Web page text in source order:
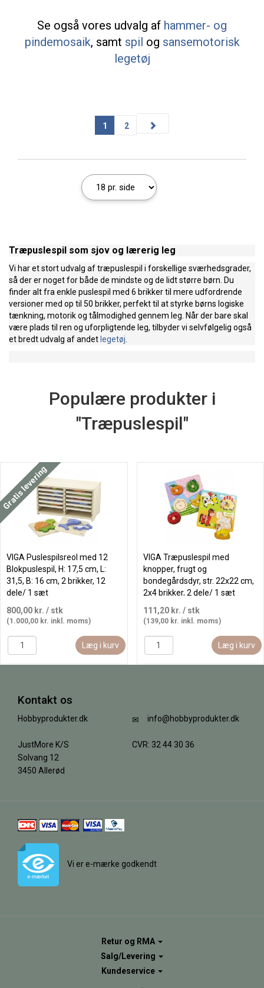
Se også vores udvalg af hammer- og
pindemosaik, samt spil og sansemotorisk
legetøj
1 2
Træpuslespil som sjov og lærerig leg
Vi har et stort udvalg af træpuslespil i forskellige sværhedsgrader,
så der er noget for både de mindste og de lidt større børn. Du
finder alt fra enkle puslespil med 6 brikker til mere udfordrende
versioner med op til 50 brikker, perfekt til at styrke børns logiske
tænkning, motorik og tålmodighed gennem leg. Når der bare skal
være plads til ren og uforpligtende leg, tilbyder vi selvfølgelig også
et bredt udvalg af andet legetøj
Populære produkter i
"Træpuslespil"
Gratis levering
VIGA Puslespilsreol med 12
Blokpuslespil, H: 17,5 cm, L:
31,5, B: 16 cm, 2 brikker, 12
dele/ 1 sæt
800,00 kr. / stk
(1.000,00 kr. inkl. moms)
Læg i kurv
VIGA Træpuslespil med
knopper, frugt og
bondegårdsdyr, str. 22x22 cm,
2x4 brikker, 2 dele/ 1 sæt
111,20 kr. / stk
(139,00 kr. inkl. moms)
Læg i kurv
Kontakt os
Hobbyprodukter.dk
JustMore K/S
Solvang 12
3450 Allerød
info@hobbyprodukter.dk
CVR: 32 44 30 36
Vi er e-mærke godkendt
Retur og RMA
Salg/Levering
Kundeservice